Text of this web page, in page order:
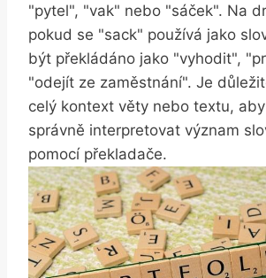
"pytel", "vak" nebo "sáček". Na
pokud se "sack" používá jako
být překládáno jako "vyhodit",
"odejít ze zaměstnání". Je
celý kontext věty nebo textu,
správně interpretovat význam
pomocí překladače.